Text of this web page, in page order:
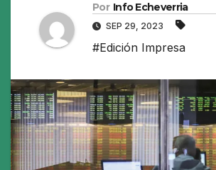
Por Info Echeverria
SEP 29, 2023
#Edición Impresa